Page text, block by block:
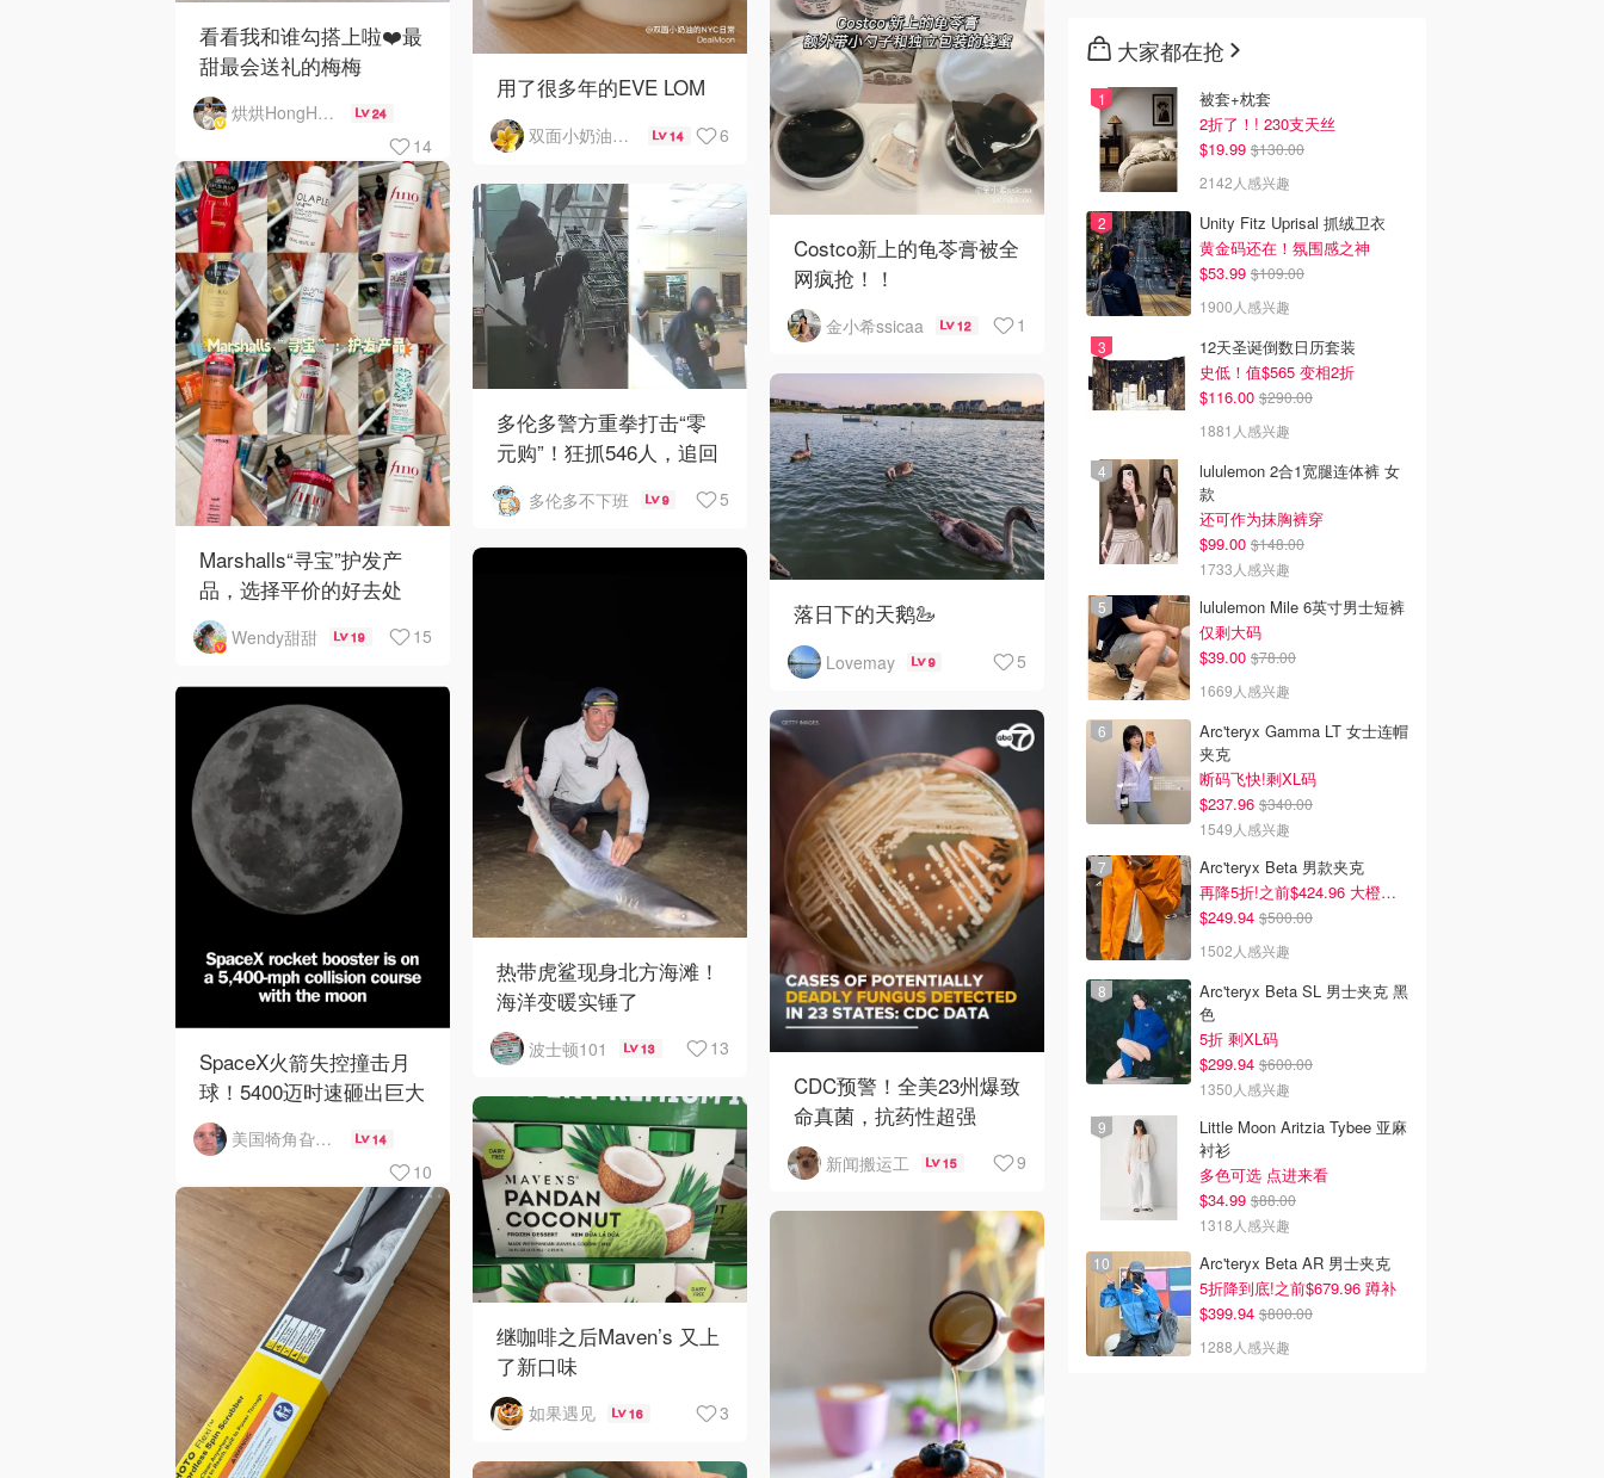
看看我和谁勾搭上啦❤️最
甜最会送礼的梅梅
烘烘HongHong 24
14
用了很多年的EVE LOM
双面小奶油的NYC日常 14 6
Costco新上的龟苓膏被全
网疯抢！！
金小希ssicaa 12 1
Marshalls“寻宝”护发产
品，选择平价的好去处
Wendy甜甜 19 15
多伦多警方重拳打击“零
元购”！狂抓546人，追回
160万赃物
多伦多不下班 9 5
落日下的天鹅🦢
Lovemay 9 5
热带虎鲨现身北方海滩！
海洋变暖实锤了
波士顿101 13 13
SpaceX火箭失控撞击月
球！5400迈时速砸出巨大
陨石坑
美国犄角旮旯新鲜事 14
10
CDC预警！全美23州爆致
命真菌，抗药性超强
新闻搬运工 15 9
继咖啡之后Maven’s 又上
了新口味
如果遇见 16 3
大家都在抢
被套+枕套
2折了！! 230支天丝
$19.99 $130.00
2142人感兴趣
Unity Fitz Uprisal 抓绒卫衣
黄金码还在！氛围感之神
$53.99 $109.00
1900人感兴趣
12天圣诞倒数日历套装
史低！值$565 变相2折
$116.00 $290.00
1881人感兴趣
lululemon 2合1宽腿连体裤 女
款
还可作为抹胸裤穿
$99.00 $148.00
1733人感兴趣
lululemon Mile 6英寸男士短裤
仅剩大码
$39.00 $78.00
1669人感兴趣
Arc'teryx Gamma LT 女士连帽
夹克
断码飞快!剩XL码
$237.96 $340.00
1549人感兴趣
Arc'teryx Beta 男款夹克
再降5折!之前$424.96 大橙子好显白 蹲补
$249.94 $500.00
1502人感兴趣
Arc'teryx Beta SL 男士夹克 黑
色
5折 剩XL码
$299.94 $600.00
1350人感兴趣
Little Moon Aritzia Tybee 亚麻
衬衫
多色可选 点进来看
$34.99 $88.00
1318人感兴趣
Arc'teryx Beta AR 男士夹克
5折降到底!之前$679.96 蹲补
$399.94 $800.00
1288人感兴趣